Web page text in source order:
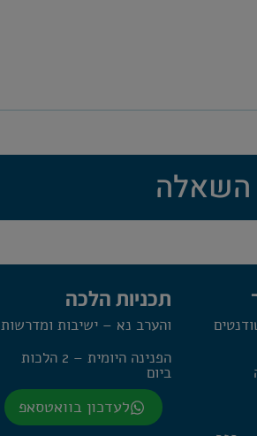
השאלה
תכניות הלכה
והערב נא – ישיבות ומדרשות
הפנינה היומית – 2 הלכות
ביום
לעדכון בוואטסאפ